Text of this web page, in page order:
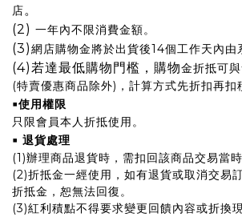
店。
(2) 一年內不限消費金額。
(3)網店購物金將於出貨後14個工作天內由
(4)若達最低購物門檻，購物金折抵可
(特賣優惠商品除外)，計算方式先折扣再扣
▪使用權限
只限會員本人折抵使用。
▪ 退貨處理
(1)辦理商品退貨時，需扣回該商品交易當時
(2)折抵金一經使用，如有退貨或取消交易
折抵金，恕無法回復。
(3)紅利積點不得要求變更回饋內容或折換現